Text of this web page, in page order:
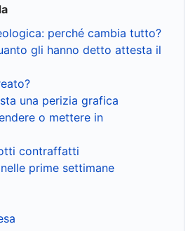
perché cambia tutto?
gli hanno detto attesta il
una perizia grafica
o mettere in
contraffatti
prime settimane